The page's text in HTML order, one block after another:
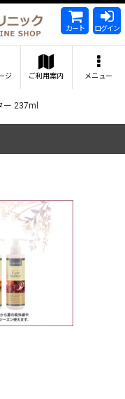
カート ログイン
ジ ご利用案内 メニュー
ー 237ml